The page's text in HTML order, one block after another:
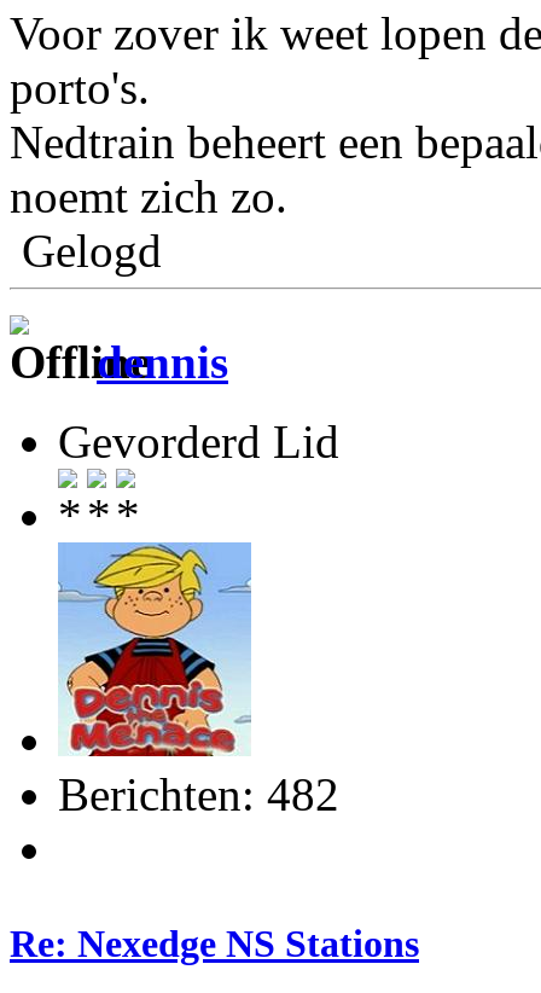
Voor zover ik weet lopen
porto's.
Nedtrain beheert een
noemt zich zo.
Gelogd
dennis
Gevorderd Lid
Berichten: 482
Re: Nexedge NS Stations